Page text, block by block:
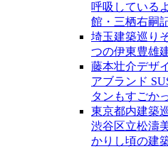
呼吸している
館・三栖右嗣
埼玉建築巡り
つの伊東豊雄
藤本壮介デザ
アブランド
タンもすごか
東京都内建築
渋谷区立松濤
かりし頃の建